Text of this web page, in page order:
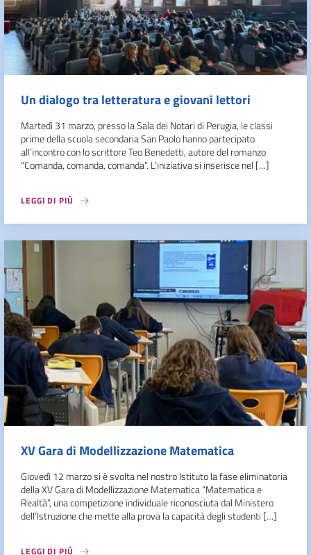
Un dialogo tra letteratura e giovani lettori
Martedì 31 marzo, presso la Sala dei Notari di Perugia, le classi
prime della scuola secondaria San Paolo hanno partecipato
all’incontro con lo scrittore Teo Benedetti, autore del romanzo
“Comanda, comanda, comanda”. L’iniziativa si inserisce nel […]
LEGGI DI PIÙ
XV Gara di Modellizzazione Matematica
Giovedì 12 marzo si è svolta nel nostro Istituto la fase eliminatoria
della XV Gara di Modellizzazione Matematica “Matematica e
Realtà”, una competizione individuale riconosciuta dal Ministero
dell’Istruzione che mette alla prova la capacità degli studenti […]
LEGGI DI PIÙ